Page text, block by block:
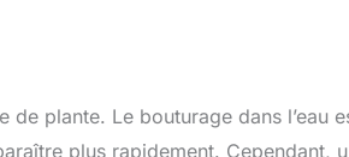
plante. Le bouturage dans l’eau
plus rapidement. Cependant,